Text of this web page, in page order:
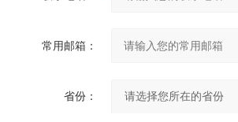
常用邮箱：
省份：